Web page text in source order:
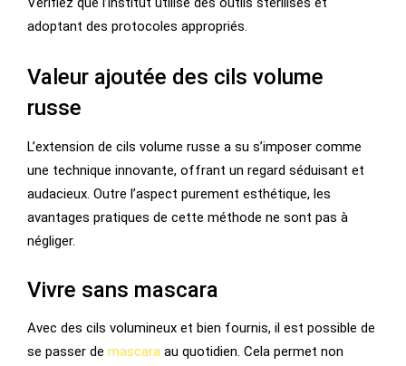
adoptant des protocoles appropriés.
Valeur ajoutée des cils volume
russe
L’extension de cils volume russe a su s’imposer comme
une technique innovante, offrant un regard séduisant et
audacieux. Outre l’aspect purement esthétique, les
avantages pratiques de cette méthode ne sont pas à
négliger.
Vivre sans mascara
Avec des cils volumineux et bien fournis, il est possible de
se passer de mascara au quotidien. Cela permet non